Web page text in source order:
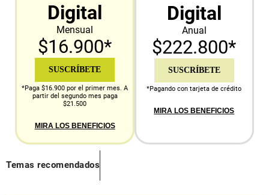
Digital
Mensual
$16.900*
SUSCRÍBETE
*Paga $16.900 por el primer mes. A
partir del segundo mes paga
$21.500
MIRA LOS BENEFICIOS
Digital
Anual
$222.800*
SUSCRÍBETE
*Pagando con tarjeta de crédito
MIRA LOS BENEFICIOS
Temas recomendados